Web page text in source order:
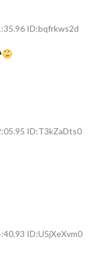
ID:bqfrkws2d
ID:T3kZaDts0
ID:U5jXeXvm0